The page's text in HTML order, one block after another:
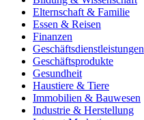
Elternschaft & Familie
Essen & Reisen
Finanzen
Geschäftsdienstleistungen
Geschäftsprodukte
Gesundheit
Haustiere & Tiere
Immobilien & Bauwesen
Industrie & Herstellung